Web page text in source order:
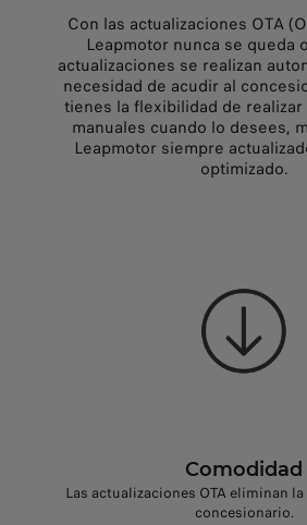
Con las actualizaciones OTA
Leapmotor nunca se queda
actualizaciones se realizan
necesidad de acudir al
tienes la flexibilidad de realizar
manuales cuando lo desees,
Leapmotor siempre
optimizado.
Comodidad
Las actualizaciones OTA eliminan
concesionario.